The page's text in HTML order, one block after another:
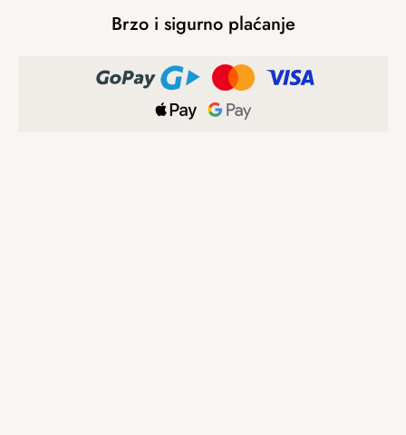
Brzo i sigurno plaćanje